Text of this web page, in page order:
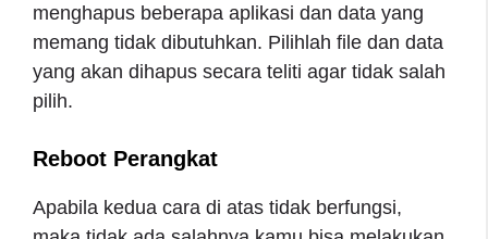
menghapus beberapa aplikasi dan data yang
memang tidak dibutuhkan. Pilihlah file dan data
yang akan dihapus secara teliti agar tidak salah
pilih.
Reboot Perangkat
Apabila kedua cara di atas tidak berfungsi,